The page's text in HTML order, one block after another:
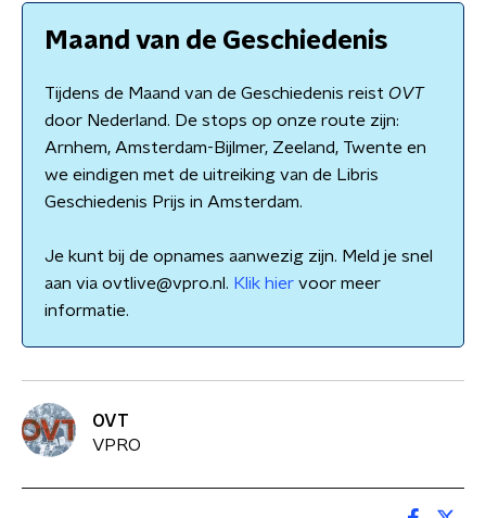
Maand van de Geschiedenis
Tijdens de Maand van de Geschiedenis reist OVT
door Nederland. De stops op onze route zijn:
Arnhem, Amsterdam-Bijlmer, Zeeland, Twente en
we eindigen met de uitreiking van de Libris
Geschiedenis Prijs in Amsterdam.
Je kunt bij de opnames aanwezig zijn. Meld je snel
aan via ovtlive@vpro.nl. Klik hier voor meer
informatie.
OVT
VPRO